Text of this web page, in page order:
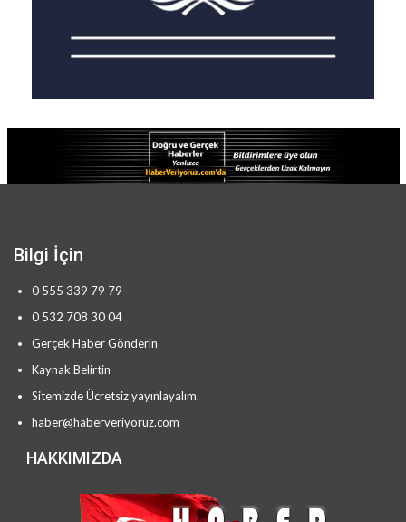
Bilgi İçin
0 555 339 79 79
0 532 708 30 04
Gerçek Haber Gönderin
Kaynak Belirtin
Sitemizde Ücretsiz yayınlayalım.
haber@haberveriyoruz.com
HAKKIMIZDA